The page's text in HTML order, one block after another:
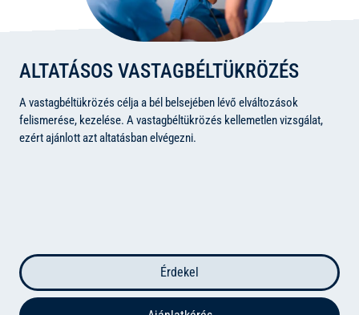
ALTATÁSOS VASTAGBÉLTÜKRÖZÉS
A vastagbéltükrözés célja a bél belsejében lévő elváltozások
felismerése, kezelése. A vastagbéltükrözés kellemetlen vizsgálat,
ezért ajánlott azt altatásban elvégezni.
Érdekel